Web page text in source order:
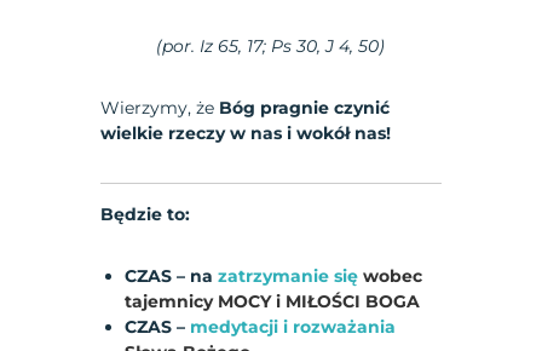
(por. Iz 65, 17; Ps 30, J 4, 50)
Wierzymy, że Bóg pragnie czynić
wielkie rzeczy w nas i wokół nas!
Będzie to:
CZAS – nazatrzymanie sięwobec
tajemnicy MOCY i MIŁOŚCI BOGA
CZAS – medytacji i rozważania